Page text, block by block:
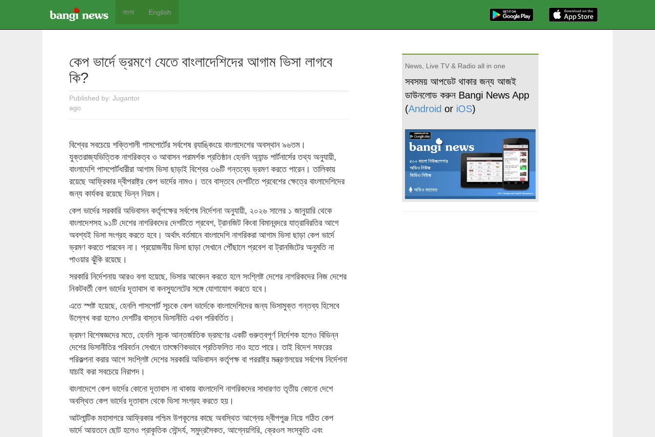
বাংলা English
কেপ ভার্দে ভ্রমণে যেতে বাংলাদেশিদের আগাম ভিসা লাগবে
কি?
Published by: Jugantor
ago
বিশ্বের সবচেয়ে শক্তিশালী পাসপোর্টের সর্বশেষ র‌্যাঙ্কিংয়ে বাংলাদেশের অবস্থান ৯৬তম।
যুক্তরাজ্যভিত্তিক নাগরিকত্ব ও আবাসন পরামর্শক প্রতিষ্ঠান হেনলি অ্যান্ড পার্টনার্সের তথ্য অনুযায়ী,
বাংলাদেশি পাসপোর্টধারীরা আগাম ভিসা ছাড়াই বিশ্বের ৩৬টি গন্তব্যে ভ্রমণ করতে পারেন। তালিকায়
রয়েছে আফ্রিকার দ্বীপরাষ্ট্র কেপ ভার্দের নামও। তবে বাস্তবে দেশটিতে প্রবেশের ক্ষেত্রে বাংলাদেশিদের
জন্য কার্যকর রয়েছে ভিন্ন নিয়ম।
কেপ ভার্দের সরকারি অভিবাসন কর্তৃপক্ষের সর্বশেষ নির্দেশনা অনুযায়ী, ২০২৬ সালের ১ জানুয়ারি থেকে
বাংলাদেশসহ ৯১টি দেশের নাগরিকদের দেশটিতে প্রবেশ, ট্রানজিট কিংবা বিমানবন্দরে যাত্রাবিরতির আগে
অবশ্যই ভিসা সংগ্রহ করতে হবে। অর্থাৎ বর্তমানে বাংলাদেশি নাগরিকরা আগাম ভিসা ছাড়া কেপ ভার্দে
ভ্রমণ করতে পারবেন না। প্রয়োজনীয় ভিসা ছাড়া সেখানে পৌঁছালে প্রবেশ বা ট্রানজিটের অনুমতি না
পাওয়ার ঝুঁকি রয়েছে।
সরকারি নির্দেশনায় আরও বলা হয়েছে, ভিসার আবেদন করতে হলে সংশ্লিষ্ট দেশের নাগরিকদের নিজ দেশের
নিকটবর্তী কেপ ভার্দের দূতাবাস বা কনস্যুলেটের সঙ্গে যোগাযোগ করতে হবে।
এতে স্পষ্ট হয়েছে, হেনলি পাসপোর্ট সূচকে কেপ ভার্দেকে বাংলাদেশিদের জন্য ভিসামুক্ত গন্তব্য হিসেবে
উল্লেখ করা হলেও দেশটির বাস্তব ভিসানীতি এখন পরিবর্তিত।
ভ্রমণ বিশেষজ্ঞদের মতে, হেনলি সূচক আন্তর্জাতিক ভ্রমণের একটি গুরুত্বপূর্ণ নির্দেশক হলেও বিভিন্ন
দেশের ভিসানীতির পরিবর্তন সেখানে তাৎক্ষণিকভাবে প্রতিফলিত নাও হতে পারে। তাই বিদেশ সফরের
পরিকল্পনা করার আগে সংশ্লিষ্ট দেশের সরকারি অভিবাসন কর্তৃপক্ষ বা পররাষ্ট্র মন্ত্রণালয়ের সর্বশেষ নির্দেশনা
যাচাই করা সবচেয়ে নিরাপদ।
বাংলাদেশে কেপ ভার্দের কোনো দূতাবাস না থাকায় বাংলাদেশি নাগরিকদের সাধারণত তৃতীয় কোনো দেশে
অবস্থিত কেপ ভার্দের দূতাবাস থেকে ভিসা সংগ্রহ করতে হয়।
আটলান্টিক মহাসাগরে আফ্রিকার পশ্চিম উপকূলের কাছে অবস্থিত আগ্নেয় দ্বীপপুঞ্জ নিয়ে গঠিত কেপ
ভার্দে আয়তনে ছোট হলেও প্রাকৃতিক সৌন্দর্য, সমুদ্রসৈকত, আগ্নেয়গিরি, ক্রেওল সংস্কৃতি এবং
News, Live TV & Radio all in one
সবসময় আপডেট থাকার জন্য আজই
ডাউনলোড করুন Bangi News App
(Android or iOS)